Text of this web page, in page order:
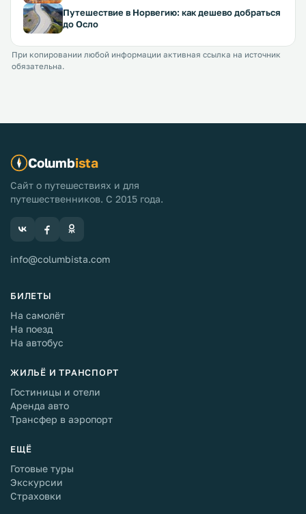
Путешествие в Норвегию: как дешево добраться
до Осло
При копировании любой информации активная ссылка на источник
обязательна.
Columbista
Сайт о путешествиях и для
путешественников. С 2015 года.
info@columbista.com
БИЛЕТЫ
На самолёт
На поезд
На автобус
ЖИЛЬЁ И ТРАНСПОРТ
Гостиницы и отели
Аренда авто
Трансфер в аэропорт
ЕЩЁ
Готовые туры
Экскурсии
Страховки